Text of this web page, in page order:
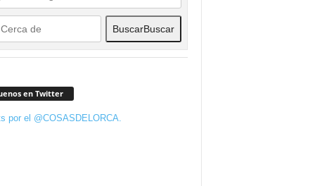
BuscarBuscar
en Twitter
por el @COSASDELORCA.